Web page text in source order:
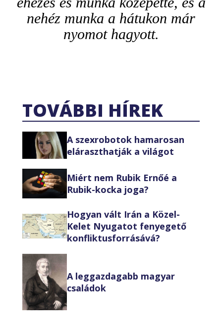
nehéz munka a hátukon már
nyomot hagyott.
TOVÁBBI HÍREK
A szexrobotok hamarosan
eláraszthatják a világot
Miért nem Rubik Ernőé a
Rubik-kocka joga?
Hogyan vált Irán a Közel-
Kelet Nyugatot fenyegető
konfliktusforrásává?
A leggazdagabb magyar
családok